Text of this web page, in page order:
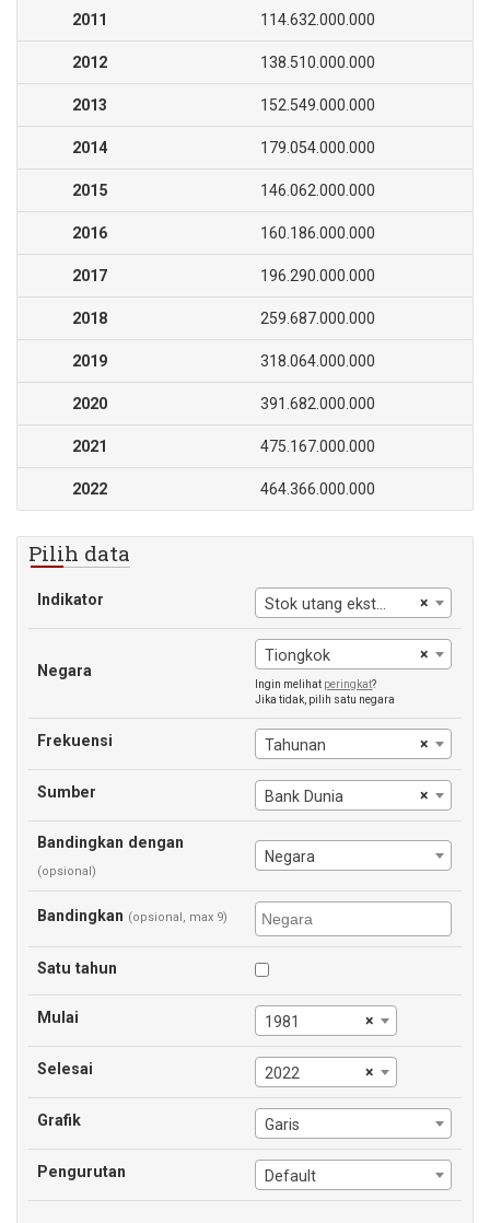
2011 114.632.000.000
2012 138.510.000.000
2013 152.549.000.000
2014 179.054.000.000
2015 146.062.000.000
2016 160.186.000.000
2017 196.290.000.000
2018 259.687.000.000
2019 318.064.000.000
2020 391.682.000.000
2021 475.167.000.000
2022 464.366.000.000
Pilih data
Indikator ×
Stok utang eksternal, publik dan dijamin publik
Negara
×
Tiongkok
Ingin melihat peringkat?
Jika tidak, pilih satu negara
Frekuensi ×
Tahunan
Sumber ×
Bank Dunia
Bandingkan dengan
(opsional)
Negara
Bandingkan (opsional, max 9)
Satu tahun
Mulai ×
1981
Selesai ×
2022
Grafik Garis
Pengurutan Default